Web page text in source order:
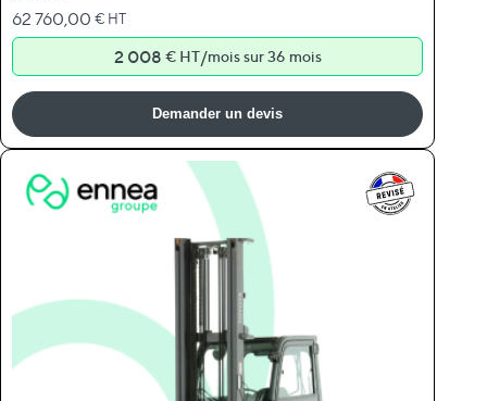
62 760,00 € HT
2 008 € HT/mois sur 36 mois
Demander un devis